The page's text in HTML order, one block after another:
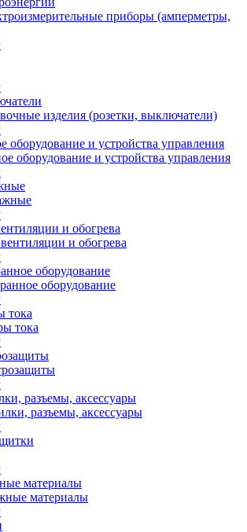
приборы (амперметры,
изделия (розетки, выключатели)
оборудование и устройства управления
и обогрева
оборудование
тока
разъемы, аксессуары
материалы